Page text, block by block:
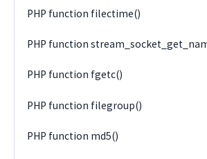
PHP function filectime()
PHP function
PHP function fgetc()
PHP function filegroup()
PHP function md5()